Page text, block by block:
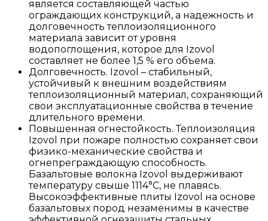
является составляющей частью
ограждающих конструкций, а надежность и
долговечность теплоизоляционного
материала зависит от уровня
водопоглощения, которое для Izovol
составляет не более 1,5 % его объема.
Долговечность. Izovol – стабильный,
устойчивый к внешним воздействиям
теплоизоляционный материал, сохраняющий
свои эксплуатационные свойства в течение
длительного времени.
Повышенная огнестойкость. Теплоизоляция
Izovol при пожаре полностью сохраняет свои
физико-механические свойства и
огнепреграждающую способность.
Базальтовые волокна Izovol выдерживают
температуру свыше 1114°С, не плавясь.
Высокоэффективные плиты Izovol на основе
базальтовых пород незаменимы в качестве